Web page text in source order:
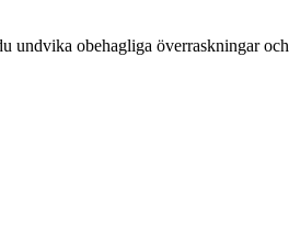
obehagliga överraskningar